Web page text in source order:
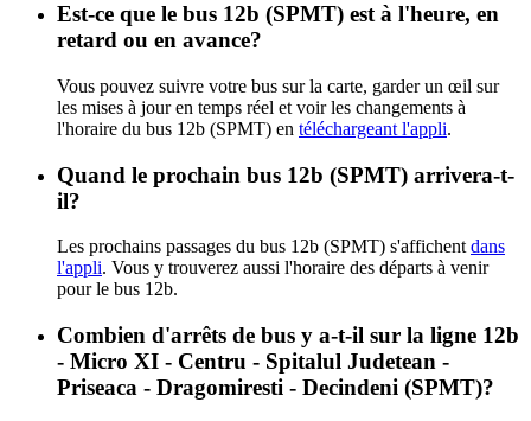
Est-ce que le bus 12b (SPMT) est à l'heure, en
retard ou en avance?
Vous pouvez suivre votre bus sur la carte, garder un œil sur
les mises à jour en temps réel et voir les changements à
l'horaire du bus 12b (SPMT) en téléchargeant l'appli.
Quand le prochain bus 12b (SPMT) arrivera-t-
il?
Les prochains passages du bus 12b (SPMT) s'affichent dans
l'appli. Vous y trouverez aussi l'horaire des départs à venir
pour le bus 12b.
Combien d'arrêts de bus y a-t-il sur la ligne 12b
- Micro XI - Centru - Spitalul Judetean -
Priseaca - Dragomiresti - Decindeni (SPMT)?